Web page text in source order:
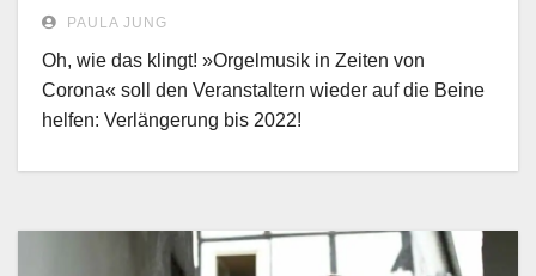
PAULA JUNG
Oh, wie das klingt! »Orgelmusik in Zeiten von
Corona« soll den Veranstaltern wieder auf die Beine
helfen: Verlängerung bis 2022!